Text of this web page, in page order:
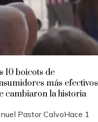
10 boicots de
más efectivos
cambiaron la historia
Pastor CalvoHace 1